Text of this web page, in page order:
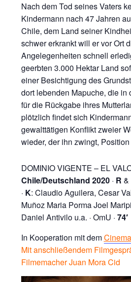
Nach dem Tod seines Vaters
Kindermann nach 47 Jahren
Chile, dem Land seiner
schwer erkrankt will er vor Ort
Angelegenheiten schnell
geerbten 3.000 Hektar Land
einer Besichtigung des
dort lebenden Mapuche, die in
für die Rückgabe ihres
plötzlich findet sich
gewalttätigen Konflikt zweier
wieder, der ihn zwingt,
DOMINIO VIGENTE – EL
Chile/Deutschland 2020· R &
· K: Claudio Aguilera, Cesar
Muñoz Maria Porma Joel
Daniel Antivilo u.a. · OmU · 74′
In Kooperation mit dem
Mit anschließendem
Filmemacher Juan Mora Cid